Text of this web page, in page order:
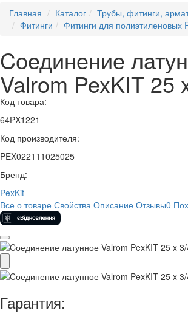
Главная
Каталог
Трубы, фитинги,
Фитинги
Фитинги для полиэтиленовых
Cоединение
Valrom PexKIT 25
Код товара:
64PX1221
Код производителя:
PEX022111025025
Бренд:
PexKit
Все о товаре Свойства Описание Отзывы0
Гарантия: